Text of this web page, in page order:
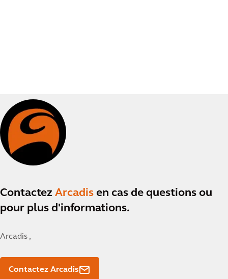
Contactez Arcadis en cas de questions ou
pour plus d'informations.
Arcadis ,
Contactez Arcadis